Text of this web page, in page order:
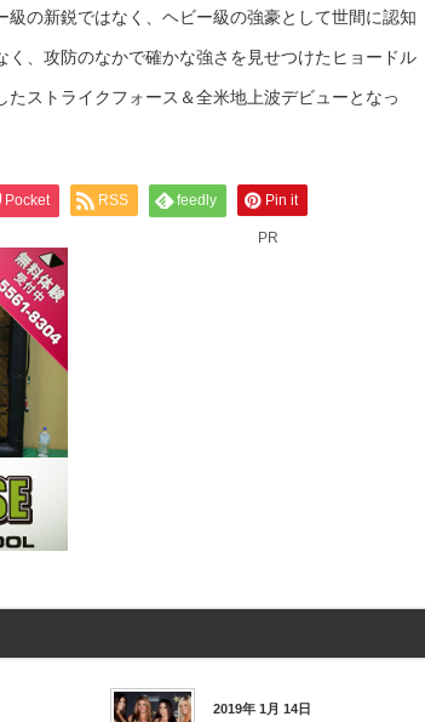
級の新鋭ではなく、ヘビー級の強豪として世間に認知
く、攻防のなかで確かな強さを見せつけたヒョードル
ストライクフォース＆全米地上波デビューとなっ
Pocket RSS feedly Pin it
PR
2019年 1月 14日